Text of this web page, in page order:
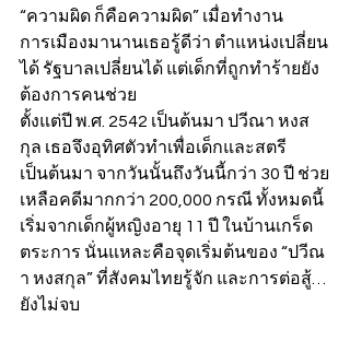
“ความผิด ก็คือความผิด” เมื่อทำงาน
การเมืองมานานเธอรู้ดีว่า ตำแหน่งเปลี่ยน
ได้ รัฐบาลเปลี่ยนได้ แต่เด็กที่ถูกทำร้ายยัง
ต้องการคนช่วย
ตั้งแต่ปี พ.ศ. 2542 เป็นต้นมา ปวีณา หงส
กุล เธอจึงอุทิศตัวทำเพื่อเด็กและสตรี
เป็นต้นมา จากวันนั้นถึงวันนี้กว่า 30 ปี ช่วย
เหลือคดีมากกว่า 200,000 กรณี ทั้งหมดนี้
เริ่มจากเด็กผู้หญิงอายุ 11 ปี ในบ้านเกร็ด
ตระการ นั่นแหละคือจุดเริ่มต้นของ “ปวีณ
า หงสกุล” ที่สังคมไทยรู้จัก และการต่อสู้…
ยังไม่จบ